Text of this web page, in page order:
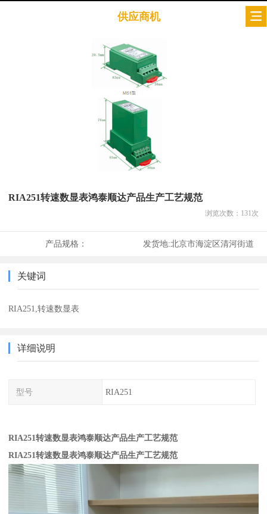
供应商机
RIA251转速数显表鸿泰顺达产品生产工艺规范
浏览次数： 131 次
产品规格： 发货地:北京市海淀区清河街道
关键词
RIA251,转速数显表
详细说明
型号 RIA251
RIA251转速数显表鸿泰顺达产品生产工艺规范
RIA251转速数显表鸿泰顺达产品生产工艺规范